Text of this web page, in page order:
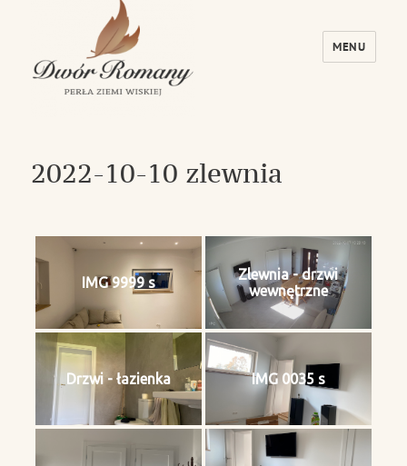
MENU
2022-10-10 zlewnia
IMG 9999 s
Zlewnia - drzwi
wewnętrzne
Drzwi - łazienka IMG 0035 s